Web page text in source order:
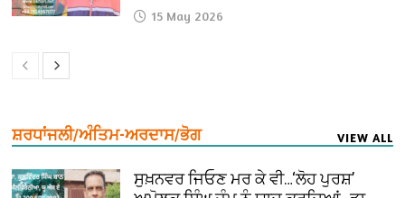
15 May 2026
ਸ਼ਰਧਾਂਜਲੀ/ਅੰਤਿਮ-ਅਰਦਾਸ/ਭੋਗ VIEW ALL
ਸੁਖ਼ਨਵਰ ਜਿਓਣ ਮਰ ਕੇ ਵੀ…‘ਲੋਹ ਪੁਰਸ਼’